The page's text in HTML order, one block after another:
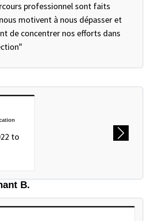
professionnel sont faits
motivent à nous dépasser et
de concentrer nos efforts dans
CAROUSEL
to
Next
B.